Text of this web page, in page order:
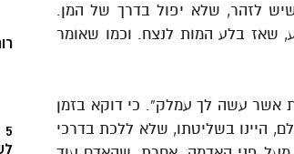
שיש לזהר, שלא יפול בדרך של המן.
שאז בלע המות לנצח. וכמו שאומר
אשר עשה לך עמלק”. כי דוקא בזמן
היינו בשליטתו, שלא ללכת בדרכי